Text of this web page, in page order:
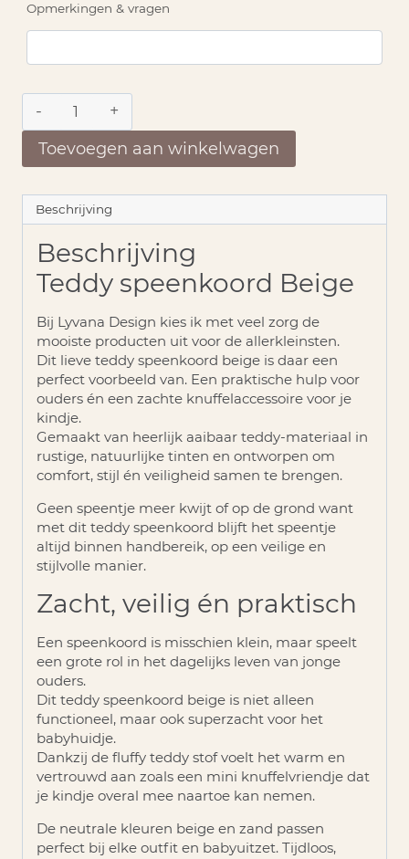
Opmerkingen & vragen
Teddy
speenkoord
Beige
aantal
Toevoegen aan winkelwagen
Beschrijving
Beschrijving
Teddy speenkoord Beige
Bij Lyvana Design kies ik met veel zorg de
mooiste producten uit voor de allerkleinsten.
Dit lieve teddy speenkoord beige is daar een
perfect voorbeeld van. Een praktische hulp voor
ouders én een zachte knuffelaccessoire voor je
kindje.
Gemaakt van heerlijk aaibaar teddy-materiaal in
rustige, natuurlijke tinten en ontworpen om
comfort, stijl én veiligheid samen te brengen.
Geen speentje meer kwijt of op de grond want
met dit teddy speenkoord blijft het speentje
altijd binnen handbereik, op een veilige en
stijlvolle manier.
Zacht, veilig én praktisch
Een speenkoord is misschien klein, maar speelt
een grote rol in het dagelijks leven van jonge
ouders.
Dit teddy speenkoord beige is niet alleen
functioneel, maar ook superzacht voor het
babyhuidje.
Dankzij de fluffy teddy stof voelt het warm en
vertrouwd aan zoals een mini knuffelvriendje dat
je kindje overal mee naartoe kan nemen.
De neutrale kleuren beige en zand passen
perfect bij elke outfit en babyuitzet. Tijdloos,